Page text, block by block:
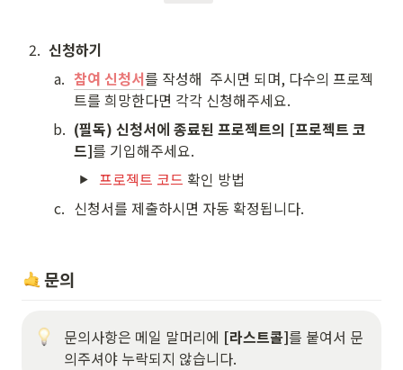
2. 신청하기
a. 참여 신청서를 작성해  주시면 되며, 다수의 프로젝
트를 희망한다면 각각 신청해주세요.
b. (필독) 신청서에 종료된 프로젝트의 [프로젝트 코
드]를 기입해주세요.
프로젝트 코드 확인 방법
c. 신청서를 제출하시면 자동 확정됩니다.
문의
문의사항은 메일 말머리에 [라스트콜]를 붙여서 문
의주셔야 누락되지 않습니다.